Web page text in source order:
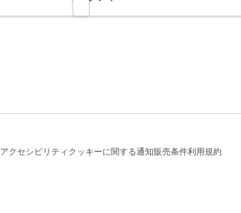
アクセシビリティ クッキーに関する通知販売条件利用規約